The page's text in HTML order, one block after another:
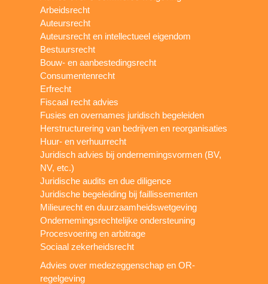
Arbeidsrecht
Auteursrecht
Auteursrecht en intellectueel eigendom
Bestuursrecht
Bouw- en aanbestedingsrecht
Consumentenrecht
Erfrecht
Fiscaal recht advies
Fusies en overnames juridisch begeleiden
Herstructurering van bedrijven en reorganisaties
Huur- en verhuurrecht
Juridisch advies bij ondernemingsvormen (BV,
NV, etc.)
Juridische audits en due diligence
Juridische begeleiding bij faillissementen
Milieurecht en duurzaamheidswetgeving
Ondernemingsrechtelijke ondersteuning
Procesvoering en arbitrage
Sociaal zekerheidsrecht
Advies over medezeggenschap en OR-
regelgeving